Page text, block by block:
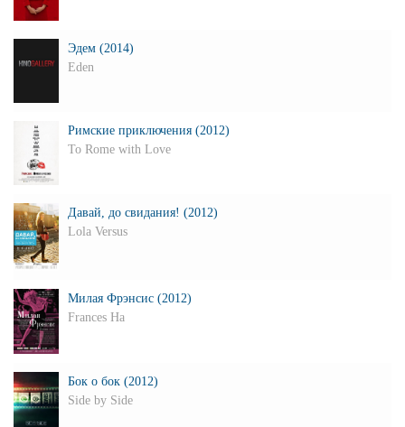
Эдем (2014)
Eden
Римские приключения (2012)
To Rome with Love
Давай, до свидания! (2012)
Lola Versus
Милая Фрэнсис (2012)
Frances Ha
Бок о бок (2012)
Side by Side